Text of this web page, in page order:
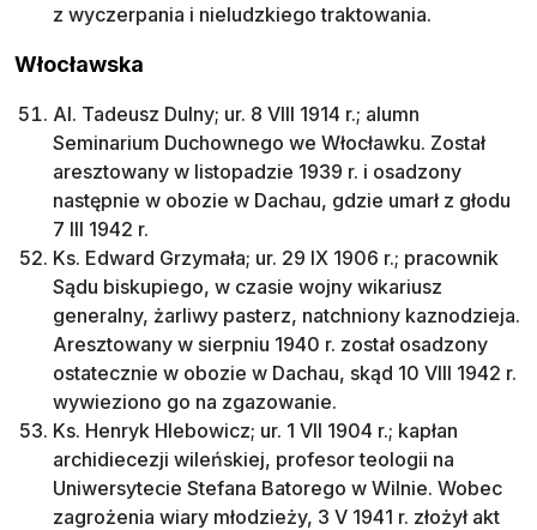
z wyczerpania i nieludzkiego traktowania.
Włocławska
Al. Tadeusz Dulny; ur. 8 VIII 1914 r.; alumn
Seminarium Duchownego we Włocławku. Został
aresztowany w listopadzie 1939 r. i osadzony
następnie w obozie w Dachau, gdzie umarł z głodu
7 III 1942 r.
Ks. Edward Grzymała; ur. 29 IX 1906 r.; pracownik
Sądu biskupiego, w czasie wojny wikariusz
generalny, żarliwy pasterz, natchniony kaznodzieja.
Aresztowany w sierpniu 1940 r. został osadzony
ostatecznie w obozie w Dachau, skąd 10 VIII 1942 r.
wywieziono go na zgazowanie.
Ks. Henryk Hlebowicz; ur. 1 VII 1904 r.; kapłan
archidiecezji wileńskiej, profesor teologii na
Uniwersytecie Stefana Batorego w Wilnie. Wobec
zagrożenia wiary młodzieży, 3 V 1941 r. złożył akt